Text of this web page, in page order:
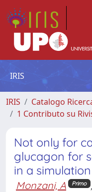
IRIS
IRIS
Catalogo
1 Contributo su
Not only for
glucagon for
in a
Monzani, A Primo ;